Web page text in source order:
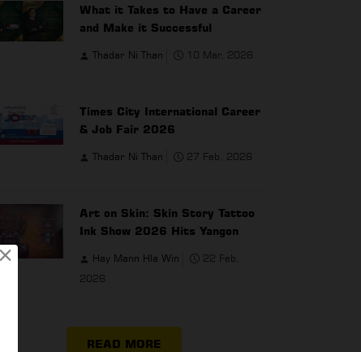
×
What it Takes to Have a Career
and Make it Successful
Thadar Ni Than 10 Mar, 2026
Times City International Career
& Job Fair 2026
Thadar Ni Than 27 Feb, 2026
Art on Skin: Skin Story Tattoo
Ink Show 2026 Hits Yangon
Hay Mann Hla Win
22 Feb,
2026
READ MORE